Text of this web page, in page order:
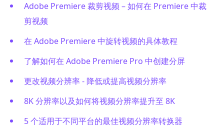
Adobe Premiere 裁剪视频 – 如何在 Premiere 中裁
剪视频
在 Adobe Premiere 中旋转视频的具体教程
了解如何在 Adobe Premiere Pro 中创建分屏
更改视频分辨率 - 降低或提高视频分辨率
8K 分辨率以及如何将视频分辨率提升至 8K
5 个适用于不同平台的最佳视频分辨率转换器